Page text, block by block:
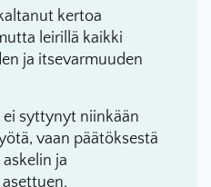
kertoa
leirillä kaikki
ja itsevarmuuden
ei syttynyt niinkään
vaan päätöksestä
ja